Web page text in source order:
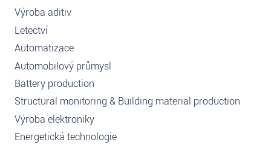
Výroba aditiv
Letectví
Automatizace
Automobilový průmysl
Battery production
Structural monitoring & Building material production
Výroba elektroniky
Energetická technologie